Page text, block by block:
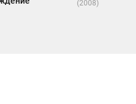
(2008)